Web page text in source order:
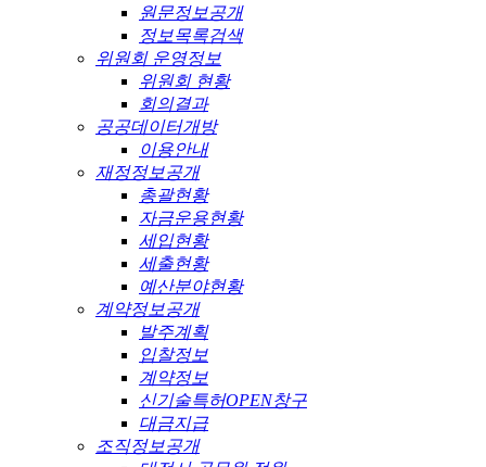
원문정보공개
정보목록검색
위원회 운영정보
위원회 현황
회의결과
공공데이터개방
이용안내
재정정보공개
총괄현황
자금운용현황
세입현황
세출현황
예산분야현황
계약정보공개
발주계획
입찰정보
계약정보
신기술특허OPEN창구
대금지급
조직정보공개